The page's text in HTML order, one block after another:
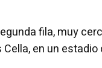
fila, muy
en un